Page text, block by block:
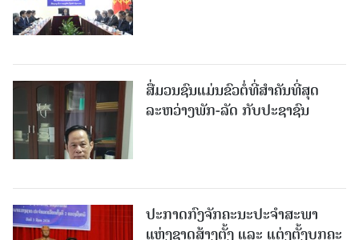
ສື່ມວນຊົນແມ່ນຂົວຕໍ່ທີ່ສໍາຄັນທີ່ສຸດ
ລະຫວ່າງພັກ-ລັດ ກັບປະຊາຊົນ
ປະກາດກົງຈັກຄະນະປະຈໍາສະພາ
ແຫ່ງຊາດສ້າງຕັ້ງ ແລະ ແຕ່ງຕັ້ງບຸກຄະ